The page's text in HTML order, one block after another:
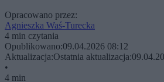
Opracowano przez:
Agnieszka Waś-Turecka
4 min czytania
Opublikowano:09.04.2026 08:12
Aktualizacja:Ostatnia aktualizacja:
•
4 min